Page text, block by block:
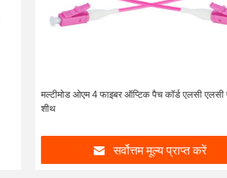
मल्टीमोड ओएम 4 फाइबर ऑप्टिक पैच कॉर्ड एलसी एलसी
शीथ
सर्वोत्तम मूल्य प्राप्त करें